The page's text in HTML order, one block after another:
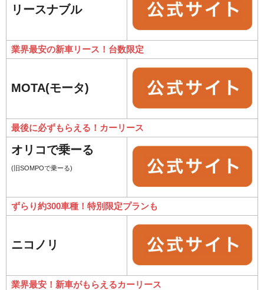
リースナブル
業界最安の新車リース！台数限定
MOTA(モータ)
最後に必ずもらえる！カーリース
オリコで乗ーる
(旧SOMPOで乗ーる)
ずらり約300車種！特別限定プランも
ニコノリ
業界最安！新車がもらえるカーリース